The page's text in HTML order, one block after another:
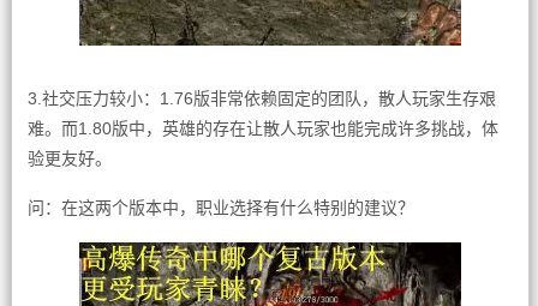
3.社交压力较小：1.76版非常依赖固定的团队，散人玩家生存艰
难。而1.80版中，英雄的存在让散人玩家也能完成许多挑战，体
验更友好。
问：在这两个版本中，职业选择有什么特别的建议？